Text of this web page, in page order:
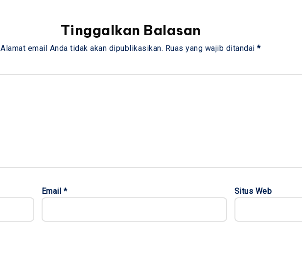
Tinggalkan Balasan
Alamat email Anda tidak akan dipublikasikan. Ruas yang wajib ditandai*
Email * Situs Web